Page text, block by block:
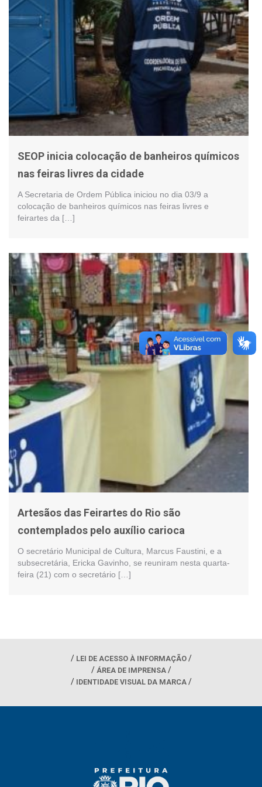
SEOP inicia colocação de banheiros químicos
nas feiras livres da cidade
A Secretaria de Ordem Pública iniciou no dia 03/9 a
colocação de banheiros químicos nas feiras livres e
feirartes da […]
Artesãos das Feirartes do Rio são
contemplados pelo auxílio carioca
O secretário Municipal de Cultura, Marcus Faustini, e a
subsecretária, Ericka Gavinho, se reuniram nesta quarta-
feira (21) com o secretário […]
LEI DE ACESSO À INFORMAÇÃO
ÁREA DE IMPRENSA
IDENTIDADE VISUAL DA MARCA